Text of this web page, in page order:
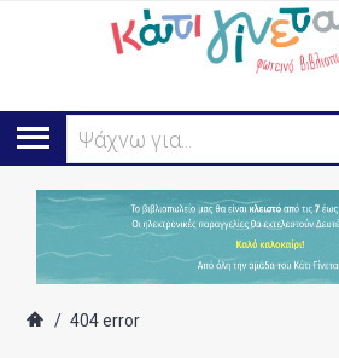
Ψάχνω για...
/ 404 error